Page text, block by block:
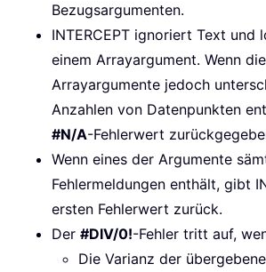
Bezugsargumenten.
INTERCEPT ignoriert Text und
einem Arrayargument. Wenn
Arrayargumente jedoch
Anzahlen von Datenpunkten
#N/A-Fehlerwert
Wenn eines der Argumente
Fehlermeldungen enthält, gibt
ersten Fehlerwert zurück.
Der #DIV/0!-Fehler tritt auf,
Die Varianz der